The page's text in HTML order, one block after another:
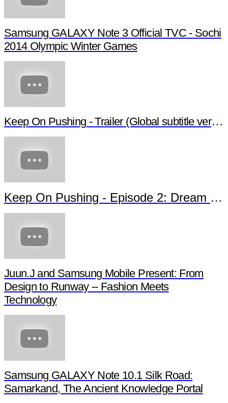
Samsung GALAXY Note 3 Official TVC - Sochi
2014 Olympic Winter Games
Keep On Pushing - Trailer (Global subtitle
Keep On Pushing - Episode 2: Dream of
Juun.J and Samsung Mobile Present: From
Design to Runway -- Fashion Meets
Technology
Samsung GALAXY Note 10.1 Silk Road:
Samarkand, The Ancient Knowledge Portal